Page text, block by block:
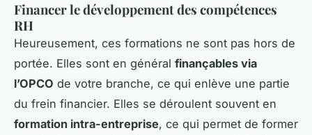
Financer le développement des compétences
RH
Heureusement, ces formations ne sont pas hors de
portée. Elles sont en général finançables via
l’OPCO de votre branche, ce qui enlève une partie
du frein financier. Elles se déroulent souvent en
formation intra-entreprise, ce qui permet de former